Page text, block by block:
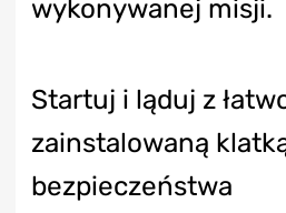
wykonywanej misji.
Startuj i ląduj z
zainstalowaną
bezpieczeństwa